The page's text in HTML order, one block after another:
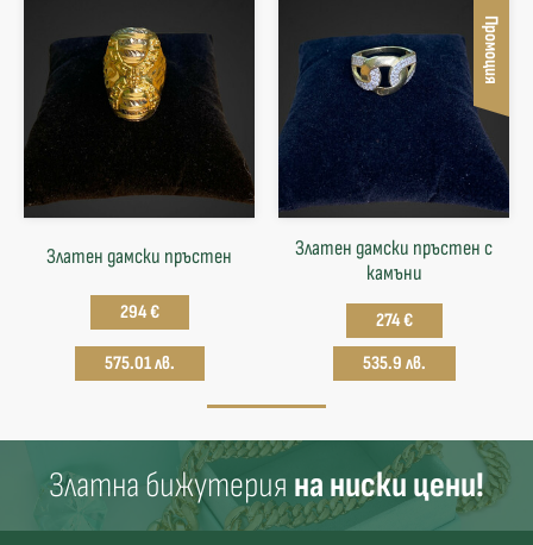
Златен дамски пръстен
294 €
575.01 лв.
Промоция
Златен дамски пръстен с
камъни
274 €
535.9 лв.
Златна бижутерия на ниски цени!